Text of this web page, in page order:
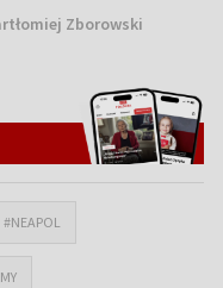
Zborowski
#NEAPOL